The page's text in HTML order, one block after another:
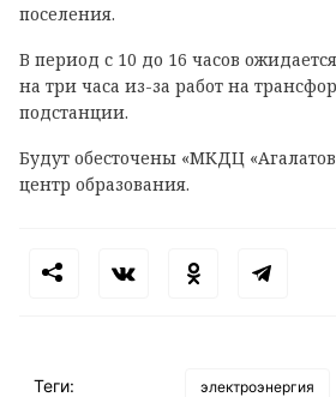
поселения.
В период с 10 до 16 часов
на три часа из-за работ на
подстанции.
Будут обесточены «МКДЦ
центр образования.
Теги: электроэнергия